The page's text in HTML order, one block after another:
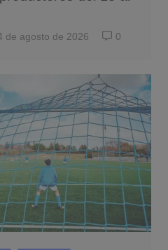
de agosto de 2026 0